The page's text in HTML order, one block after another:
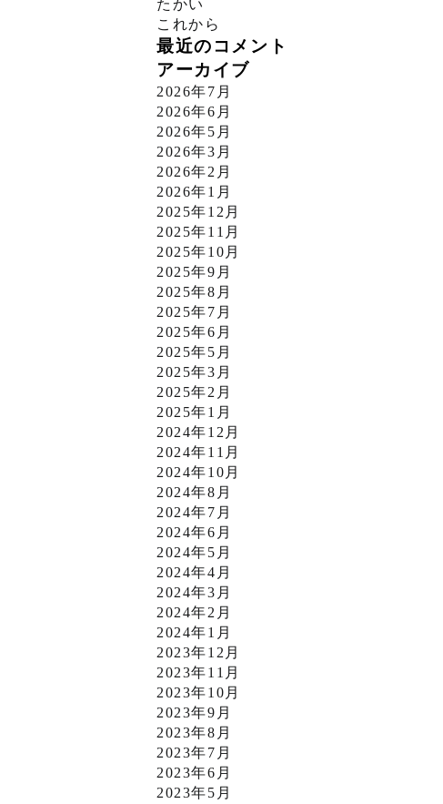
たかい
これから
最近のコメント
アーカイブ
2026年7月
2026年6月
2026年5月
2026年3月
2026年2月
2026年1月
2025年12月
2025年11月
2025年10月
2025年9月
2025年8月
2025年7月
2025年6月
2025年5月
2025年3月
2025年2月
2025年1月
2024年12月
2024年11月
2024年10月
2024年8月
2024年7月
2024年6月
2024年5月
2024年4月
2024年3月
2024年2月
2024年1月
2023年12月
2023年11月
2023年10月
2023年9月
2023年8月
2023年7月
2023年6月
2023年5月